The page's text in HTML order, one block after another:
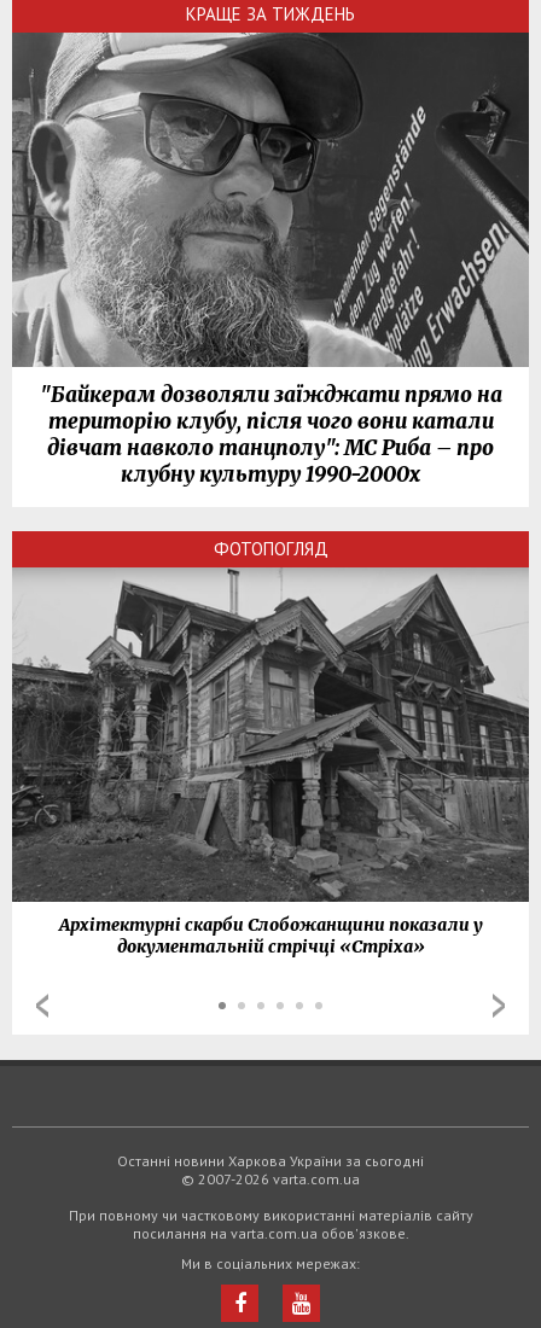
КРАЩЕ ЗА ТИЖДЕНЬ
"Байкерам дозволяли заїжджати прямо на
територію клубу, після чого вони катали
дівчат навколо танцполу": МС Риба – про
клубну культуру 1990-2000х
ФОТОПОГЛЯД
Архітектурні скарби Слобожанщини показали у
документальній стрічці «Стріха»
Останні новини Харкова України за сьогодні
© 2007-2026 varta.com.ua
При повному чи частковому використанні матеріалів сайту
посилання на varta.com.ua обов'язкове.
Ми в соціальних мережах: